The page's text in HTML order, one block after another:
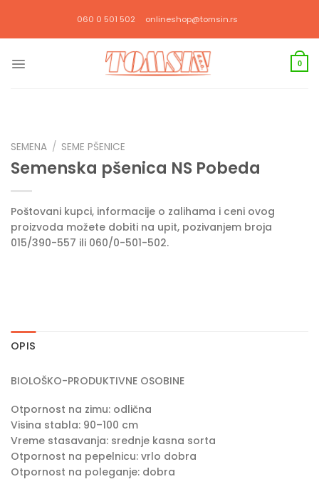
садржај
060 0 501 502 onlineshop@tomsin.rs
0
SEMENA / SEME PŠENICE
Semenska pšenica NS Pobeda
Poštovani kupci, informacije o zalihama i ceni ovog
proizvoda možete dobiti na upit, pozivanjem broja
015/390-557 ili 060/0-501-502.
OPIS
BIOLOŠKO-PRODUKTIVNE OSOBINE
Otpornost na zimu: odlična
Visina stabla: 90–100 cm
Vreme stasavanja: srednje kasna sorta
Otpornost na pepelnicu: vrlo dobra
Otpornost na poleganje: dobra